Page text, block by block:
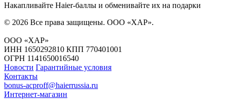
Накапливайте Haier-баллы и обменивайте их на подарки
© 2026 Все права защищены. ООО «ХАР».
ООО «ХАР»
ИНН 1650292810 КПП 770401001
ОГРН 1141650016540
Новости Гарантийные условия
Контакты
bonus-acproff@haierrussia.ru
Интернет-магазин